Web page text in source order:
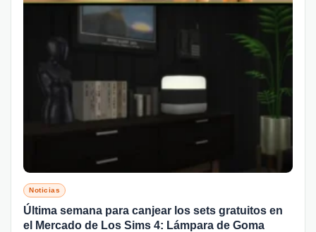
Noticias
Última semana para canjear los sets gratuitos en
el Mercado de Los Sims 4: Lámpara de Goma